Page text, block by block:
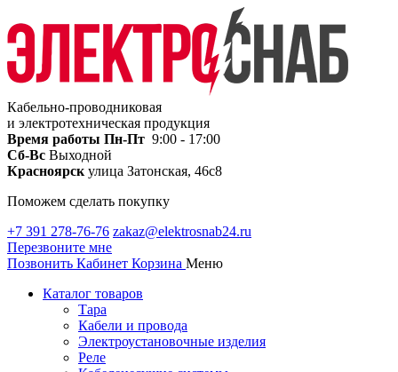
Кабельно-проводниковая
и электротехническая продукция
Время работы Пн-Пт 9:00 - 17:00
Сб-Вс Выходной
Красноярск улица Затонская, 46с8
Поможем сделать покупку
+7 391 278-76-76 zakaz@elektrosnab24.ru
Перезвоните мне
Позвонить Кабинет Корзина Меню
Каталог товаров
Тара
Кабели и провода
Электроустановочные изделия
Реле